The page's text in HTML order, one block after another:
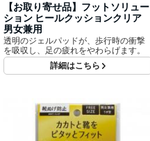
【お取り寄せ品】フットソリュー
ション ヒールクッションクリア
男女兼用
透明のジェルパッドが、歩行時の衝撃
を吸収し、足の疲れをやわらげます。
詳細はこちら